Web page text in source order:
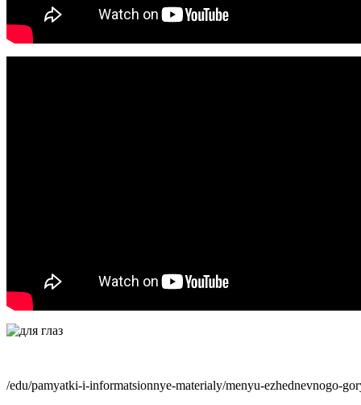
/edu/pamyatki-i-informatsionnye-materialy/menyu-ezhednevnogo-